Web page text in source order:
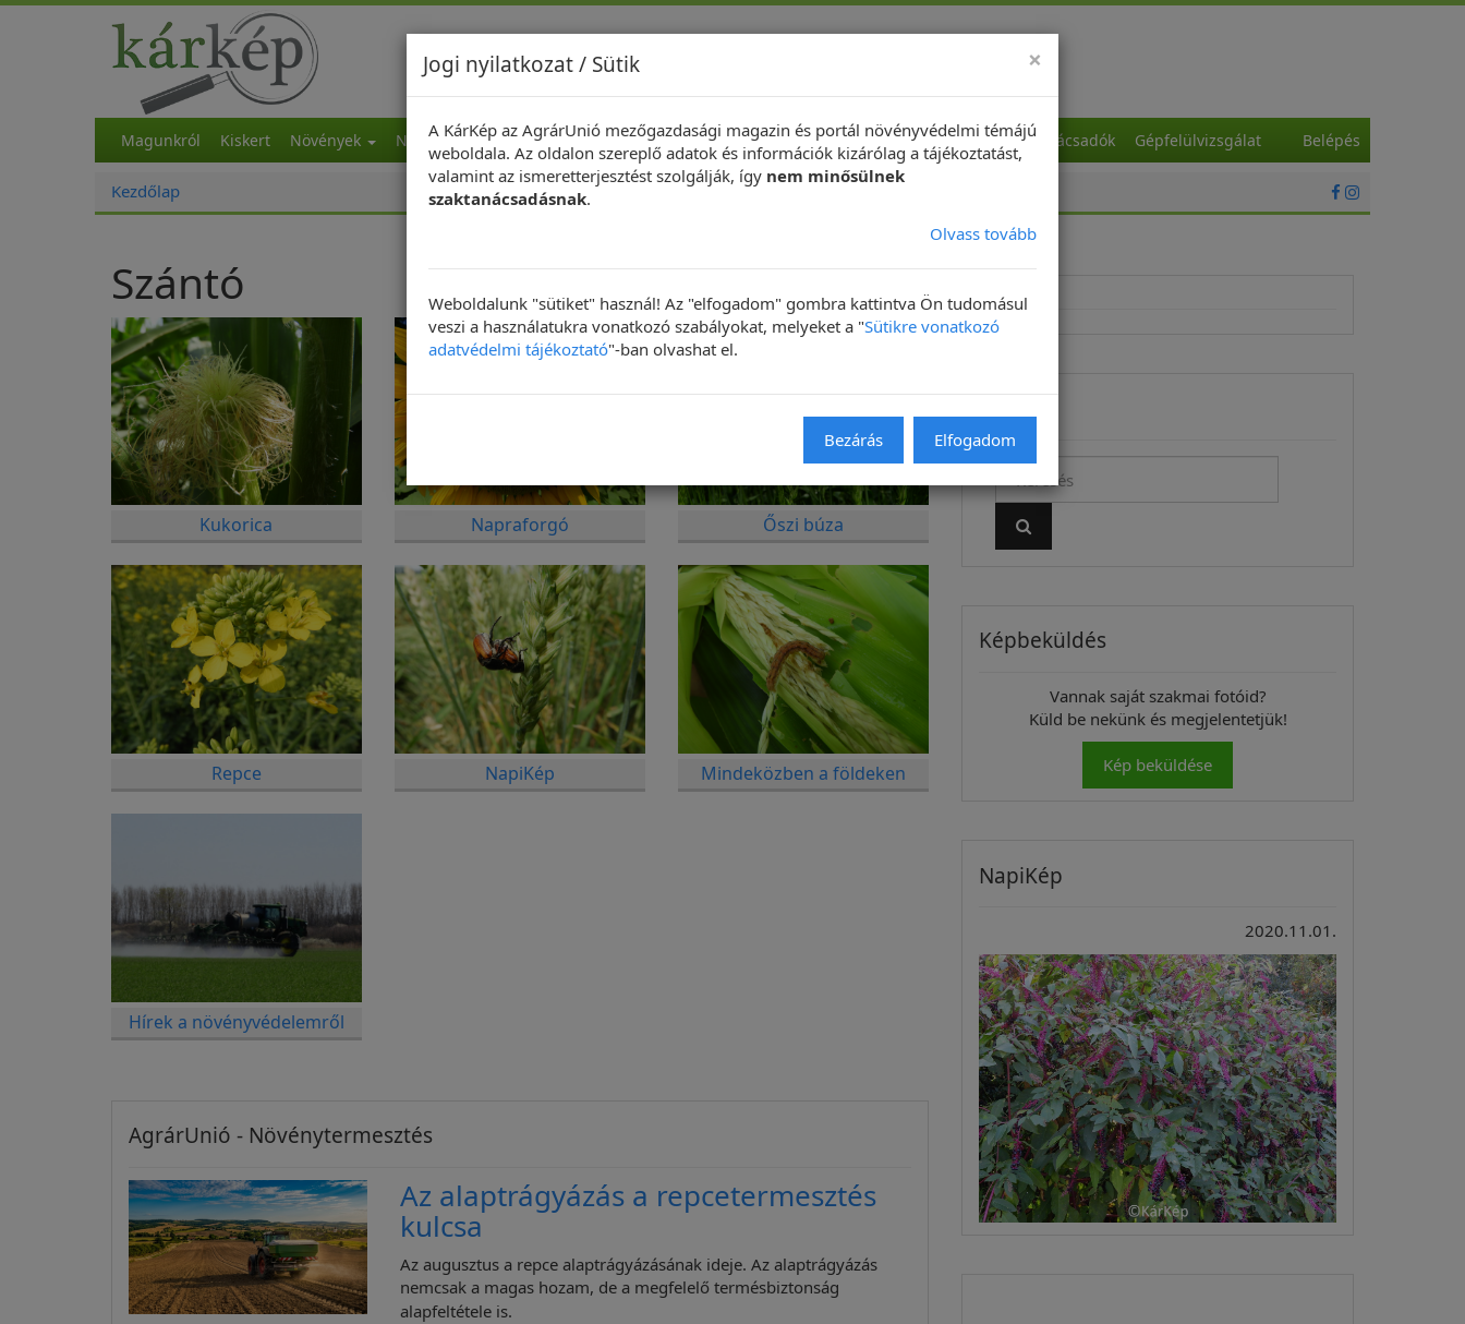
Magunkról Kiskert Növények NapiKép Mindeközben ... Hírek Növényvédelmi Fotópályázat Technika Szaktanácsadók Gépfelülvizsgálat Belépés
Kezdőlap
Szántó
Kukorica Napraforgó Őszi búza
Repce NapiKép Mindeközben a földeken
Hírek a növényvédelemről
AgrárUnió - Növénytermesztés
Az alaptrágyázás a repcetermesztés
kulcsa
Az augusztus a repce alaptrágyázásának ideje. Az alaptrágyázás
nemcsak a magas hozam, de a megfelelő termésbiztonság
alapfeltétele is.
Képbeküldés
Vannak saját szakmai fotóid?
Küld be nekünk és megjelentetjük!
Kép beküldése
NapiKép
2020.11.01.
×
Jogi nyilatkozat / Sütik
A KárKép az AgrárUnió mezőgazdasági magazin és portál növényvédelmi témájú
weboldala. Az oldalon szereplő adatok és információk kizárólag a tájékoztatást,
valamint az ismeretterjesztést szolgálják, így nem minősülnek
szaktanácsadásnak.
Olvass tovább
Weboldalunk "sütiket" használ! Az "elfogadom" gombra kattintva Ön tudomásul
veszi a használatukra vonatkozó szabályokat, melyeket a "Sütikre vonatkozó
adatvédelmi tájékoztató"-ban olvashat el.
Bezárás Elfogadom